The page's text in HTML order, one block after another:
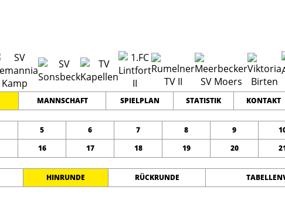
MANNSCHAFT SPIELPLAN STATISTIK KONTAKT
5 6 7 8 9
16 17 18 19 20
HINRUNDE RÜCKRUNDE